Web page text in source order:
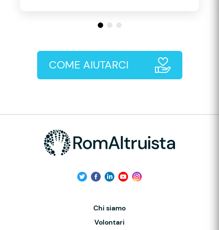
COME AIUTARCI
Chi siamo
Volontari